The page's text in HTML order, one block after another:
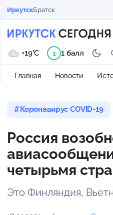
ИркутскБратск
Главная Новости
+19°C 1 1 балл
Коронавирус COVID-19
Россия
четырьмя
Это Финляндия,